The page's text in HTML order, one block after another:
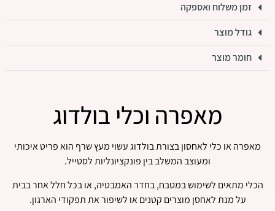
זמן משלוח ואספקה
גודל מוצר
חומר מוצר
מאפרה וכלי בולדוג
מאפרה או כלי לאחסון בצורת בולדוג עשוי מעץ שרף הוא פריט איכותי
ומעוצב המשלב בין פונקציונליות לסטייל.
הכלי מתאים לשימוש במטבח, בחדר האמבטיה, או בכל חלל אחר בבית
על מנת לאחסן מוצרים קטנים או לשיפור את תפקודי הארגון.